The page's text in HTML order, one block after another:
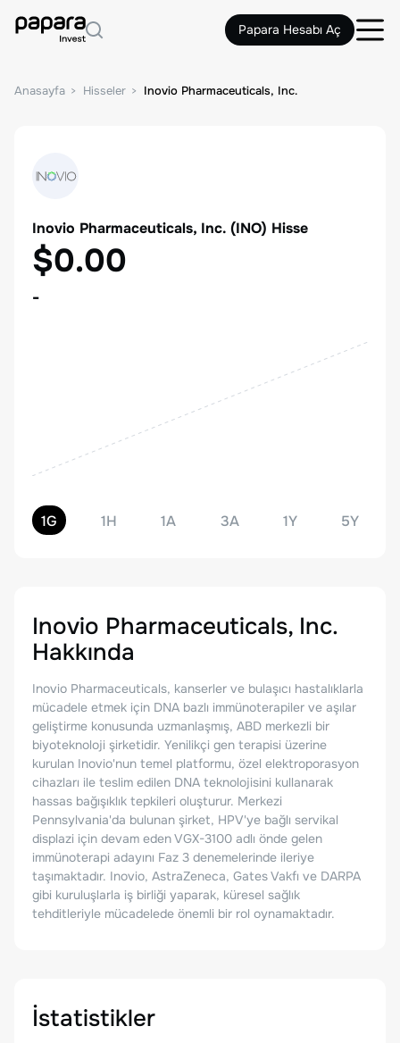
Papara Hesabı Aç
Anasayfa Hisseler Inovio Pharmaceuticals, Inc.
Inovio Pharmaceuticals, Inc. (INO) Hisse
$0.00
-
1G 1H 1A 3A 1Y 5Y
Inovio Pharmaceuticals, Inc.
Hakkında
Inovio Pharmaceuticals, kanserler ve bulaşıcı hastalıklarla
mücadele etmek için DNA bazlı immünoterapiler ve aşılar
geliştirme konusunda uzmanlaşmış, ABD merkezli bir
biyoteknoloji şirketidir. Yenilikçi gen terapisi üzerine
kurulan Inovio'nun temel platformu, özel elektroporasyon
cihazları ile teslim edilen DNA teknolojisini kullanarak
hassas bağışıklık tepkileri oluşturur. Merkezi
Pennsylvania'da bulunan şirket, HPV'ye bağlı servikal
displazi için devam eden VGX-3100 adlı önde gelen
immünoterapi adayını Faz 3 denemelerinde ileriye
taşımaktadır. Inovio, AstraZeneca, Gates Vakfı ve DARPA
gibi kuruluşlarla iş birliği yaparak, küresel sağlık
tehditleriyle mücadelede önemli bir rol oynamaktadır.
İstatistikler